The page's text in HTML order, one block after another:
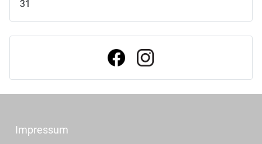
J
a
h
o
n
r a
t
31
Impressum